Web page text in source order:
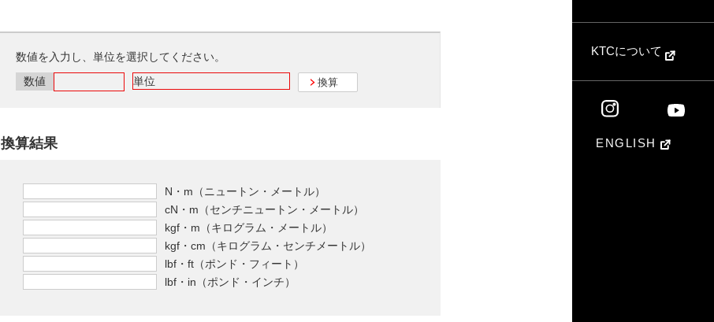
KTCについて
ENGLISH
数値を入力し、単位を選択してください。
数値
換算
換算結果
N・m（ニュートン・メートル）
cN・m（センチニュートン・メートル）
kgf・m（キログラム・メートル）
kgf・cm（キログラム・センチメートル）
lbf・ft（ポンド・フィート）
lbf・in（ポンド・インチ）